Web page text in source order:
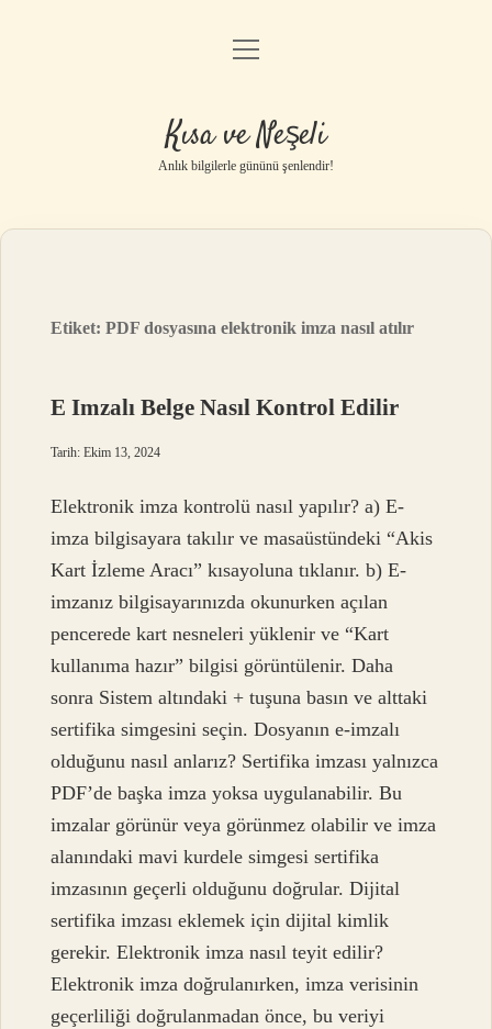
Anasayfa
Yasal Uyarı
menüyü
Kısa ve Neşeli
Anlık bilgilerle gününü şenlendir!
Etiket:PDF dosyasına elektronik imza nasıl atılır
E Imzalı Belge Nasıl Kontrol Edilir
Tarih: Ekim 13, 2024
Elektronik imza kontrolü nasıl yapılır? a) E-
imza bilgisayara takılır ve masaüstündeki “Akis
Kart İzleme Aracı” kısayoluna tıklanır. b) E-
imzanız bilgisayarınızda okunurken açılan
pencerede kart nesneleri yüklenir ve “Kart
kullanıma hazır” bilgisi görüntülenir. Daha
sonra Sistem altındaki + tuşuna basın ve alttaki
sertifika simgesini seçin. Dosyanın e-imzalı
olduğunu nasıl anlarız? Sertifika imzası yalnızca
PDF’de başka imza yoksa uygulanabilir. Bu
imzalar görünür veya görünmez olabilir ve imza
alanındaki mavi kurdele simgesi sertifika
imzasının geçerli olduğunu doğrular. Dijital
sertifika imzası eklemek için dijital kimlik
gerekir. Elektronik imza nasıl teyit edilir?
Elektronik imza doğrulanırken, imza verisinin
geçerliliği doğrulanmadan önce, bu veriyi